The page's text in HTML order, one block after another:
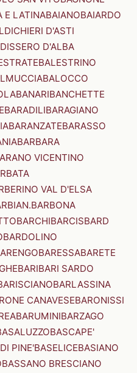
E LATINABAIANOBAIARDO
D'ASTI
D'ALBA
BALESTRINO
BALOCCO
BANARIBANCHETTE
BARADILIBARAGIANO
BARANZATEBARASSO
BARBARA
VICENTINO
VAL D'ELSA
BARBONA
BARCHIBARCISBARD
BARDOLINO
BARESSABARETE
BARIBARI SARDO
BARLASSINA
CANAVESEBARONISSI
BARUMINIBARZAGO
BASCAPE'
PINE'BASELICEBASIANO
BASSANO BRESCIANO